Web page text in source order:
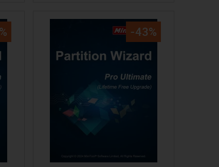
-43%